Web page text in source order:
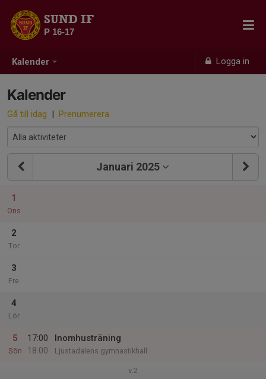
Kalender Logga in
SUND IF
P 16-17
Kalender
Gå till idag | Prenumerera
Januari 2025
1
Ons
2
Tor
3
Fre
4
Lör
5
Sön
17:00
18:00
Inomhusträning
Ljustadalens gymnastikhall
v.2